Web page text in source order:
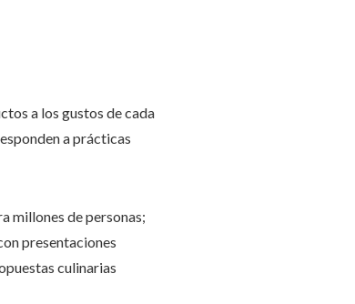
a los gustos de cada
a prácticas
millones de personas;
presentaciones
culinarias